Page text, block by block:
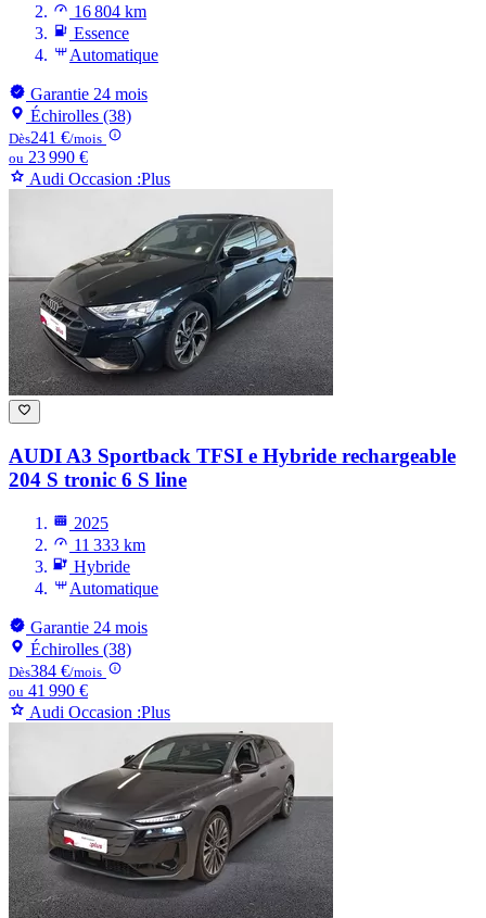
16 804 km
Essence
Automatique
Garantie 24 mois
Échirolles (38)
Dès241 €/mois
ou 23 990 €
Audi Occasion :Plus
AUDI A3 Sportback TFSI e Hybride rechargeable
204 S tronic 6 S line
2025
11 333 km
Hybride
Automatique
Garantie 24 mois
Échirolles (38)
Dès384 €/mois
ou 41 990 €
Audi Occasion :Plus